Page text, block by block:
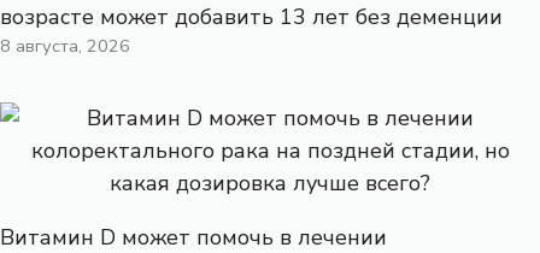
возрасте может добавить 13 лет без деменции
8 августа, 2026
Витамин D может помочь в лечении